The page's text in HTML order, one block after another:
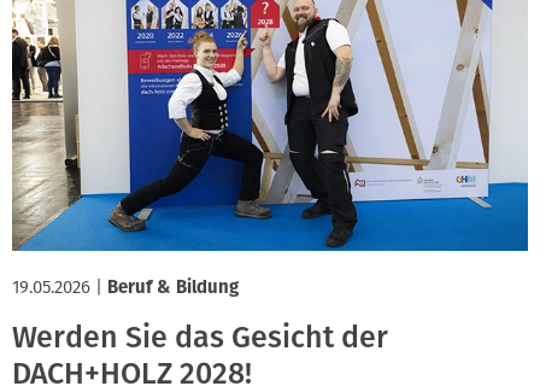
19.05.2026 Beruf & Bildung
Werden Sie das Gesicht der
DACH+HOLZ 2028!